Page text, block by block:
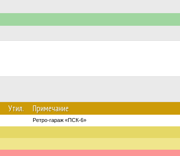
Утил. Примечание
Ретро-гараж «ПСК-6»